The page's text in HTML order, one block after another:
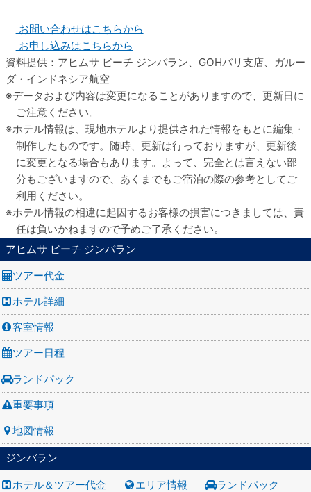
お問い合わせはこちらから
お申し込みはこちらから
資料提供：アヒムサ ビーチ ジンバラン、GOHバリ支店、ガルー
ダ・インドネシア航空
データおよび内容は変更になることがありますので、更新日に
ご注意ください。
ホテル情報は、現地ホテルより提供された情報をもとに編集・
制作したものです。随時、更新は行っておりますが、更新後
に変更となる場合もあります。よって、完全とは言えない部
分もございますので、あくまでもご宿泊の際の参考としてご
利用ください。
ホテル情報の相違に起因するお客様の損害につきましては、責
任は負いかねますので予めご了承ください。
アヒムサ ビーチ ジンバラン
ツアー代金
ホテル詳細
客室情報
ツアー日程
ランドパック
重要事項
地図情報
ジンバラン
ホテル＆ツアー代金 エリア情報 ランドパック